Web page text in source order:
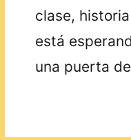
clase,
está
una puerta